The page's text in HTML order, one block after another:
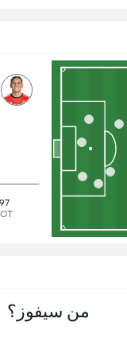
من سيفوز؟